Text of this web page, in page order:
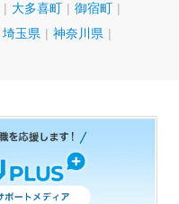
大多喜町
御宿町
埼玉県
神奈川県